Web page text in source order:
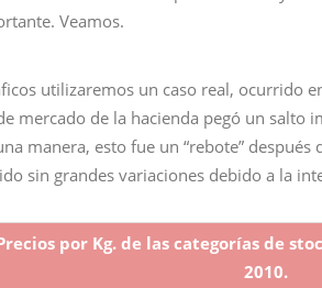
Veamos.
utilizaremos un caso real, ocurrido
mercado de la hacienda pegó un salto
manera, esto fue un “rebote”
sin grandes variaciones debido a la
por Kg. de las categorías de
2010.